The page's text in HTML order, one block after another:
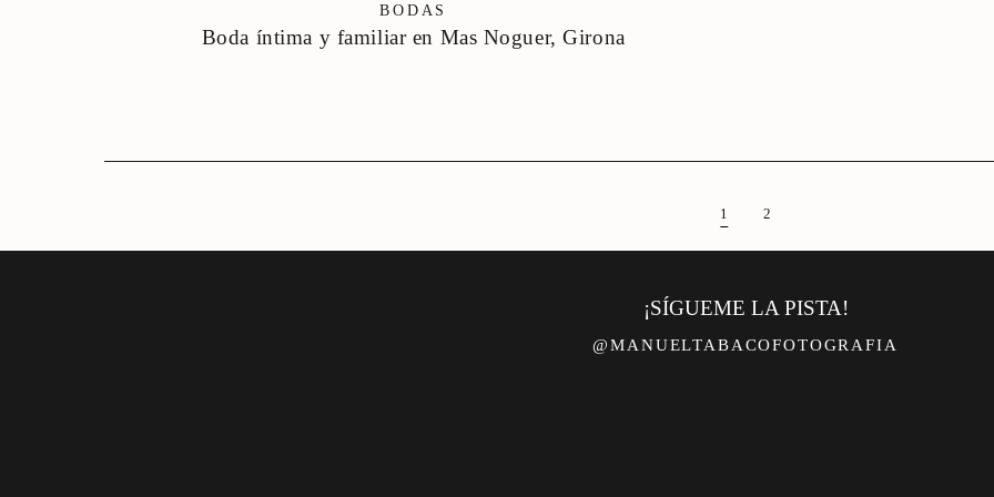
BODAS
Boda íntima y familiar en Mas Noguer, Girona
1 2
¡SÍGUEME LA PISTA!
@MANUELTABACOFOTOGRAFIA